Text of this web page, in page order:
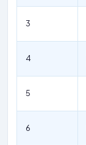
3
4
5
6